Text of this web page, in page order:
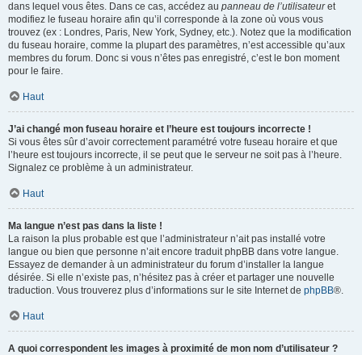
dans lequel vous êtes. Dans ce cas, accédez au panneau de l’utilisateuret
modifiez le fuseau horaire afin qu’il corresponde à la zone où vous vous
trouvez (ex : Londres, Paris, New York, Sydney, etc.). Notez que la modification
du fuseau horaire, comme la plupart des paramètres, n’est accessible qu’aux
membres du forum. Donc si vous n’êtes pas enregistré, c’est le bon moment
pour le faire.
Haut
J’ai changé mon fuseau horaire et l’heure est toujours incorrecte !
Si vous êtes sûr d’avoir correctement paramétré votre fuseau horaire et que
l’heure est toujours incorrecte, il se peut que le serveur ne soit pas à l’heure.
Signalez ce problème à un administrateur.
Haut
Ma langue n’est pas dans la liste !
La raison la plus probable est que l’administrateur n’ait pas installé votre
langue ou bien que personne n’ait encore traduit phpBB dans votre langue.
Essayez de demander à un administrateur du forum d’installer la langue
désirée. Si elle n’existe pas, n’hésitez pas à créer et partager une nouvelle
traduction. Vous trouverez plus d’informations sur le site Internet de phpBB®.
Haut
A quoi correspondent les images à proximité de mon nom d’utilisateur ?